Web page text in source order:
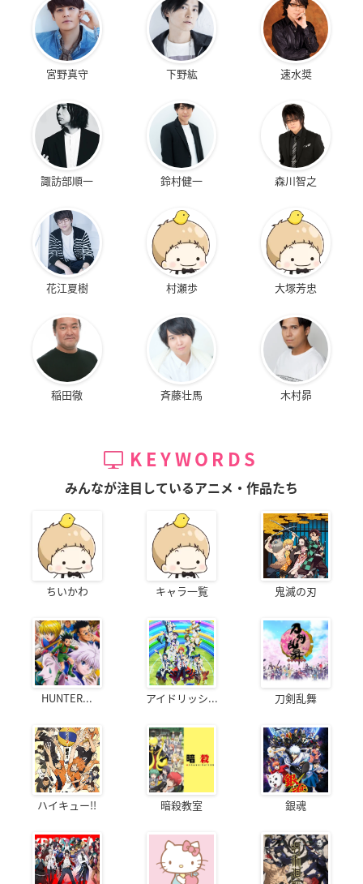
宮野真守 下野紘 速水奨
諏訪部順一 鈴村健一 森川智之
花江夏樹 村瀬歩 大塚芳忠
稲田徹 斉藤壮馬 木村昴
KEYWORDS
みんなが注目しているアニメ・作品たち
ちいかわ キャラ一覧 鬼滅の刃
HUNTER... アイドリッシ... 刀剣乱舞
ハイキュー!! 暗殺教室 銀魂